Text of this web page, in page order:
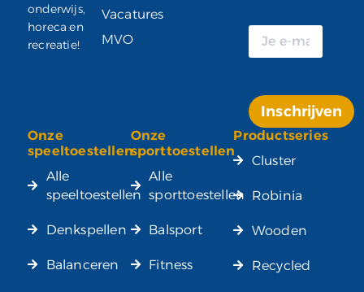
onderwijs,
horeca en
recreatie!
Vacatures
MVO
Inschrijven
Alternative:
Onze
speeltoestellen
Alle
speeltoestellen
Denkspellen
Balanceren
Onze
sporttoestellen
Alle
sporttoestellen
Balsport
Fitness
Productseries
Cluster
Robinia
Wooden
Recycled